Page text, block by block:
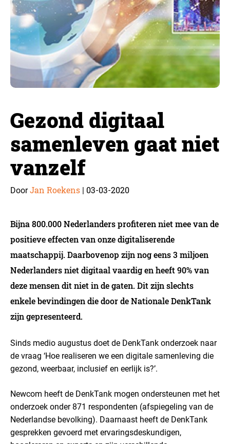
Gezond digitaal
samenleven gaat niet
vanzelf
DoorJan Roekens | 03-03-2020
Bijna 800.000 Nederlanders profiteren niet mee van de
positieve effecten van onze digitaliserende
maatschappij. Daarbovenop zijn nog eens 3 miljoen
Nederlanders niet digitaal vaardig en heeft 90% van
deze mensen dit niet in de gaten. Dit zijn slechts
enkele bevindingen die door de Nationale DenkTank
zijn gepresenteerd.
Sinds medio augustus doet de DenkTank onderzoek naar
de vraag ‘Hoe realiseren we een digitale samenleving die
gezond, weerbaar, inclusief en eerlijk is?’.
Newcom heeft de DenkTank mogen ondersteunen met het
onderzoek onder 871 respondenten (afspiegeling van de
Nederlandse bevolking). Daarnaast heeft de DenkTank
gesprekken gevoerd met ervaringsdeskundigen,